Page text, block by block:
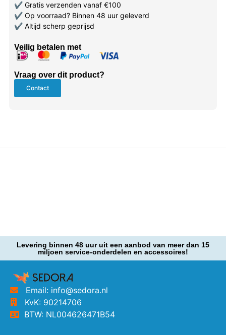
✔Gratis verzenden vanaf €100
✔Op voorraad? Binnen 48 uur geleverd
✔Altijd scherp geprijsd
Veilig betalen met
Vraag over dit product?
Contact
Levering binnen 48 uur uit een aanbod van meer dan 15
miljoen service-onderdelen en accessoires!
Email: info@sedora.nl
KvK: 90214706
BTW: NL004626471B54